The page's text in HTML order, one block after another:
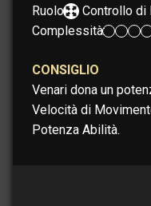
Ruolo:
Controllo di
Complessità:
CONSIGLIO
Venari dona un
Velocità di
Potenza Abilità.